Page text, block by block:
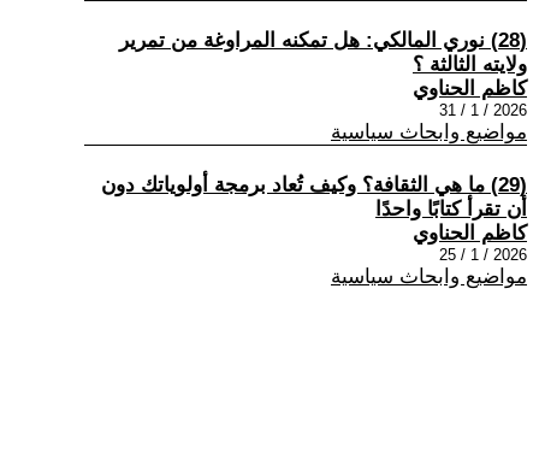
(28) نوري المالكي: هل تمكنه المراوغة من تمرير
ولايته الثالثة ؟
كاظم الحناوي
2026 / 1 / 31
مواضيع وابحاث سياسية
(29) ما هي الثقافة؟ وكيف تُعاد برمجة أولوياتك دون
أن تقرأ كتابًا واحدًا
كاظم الحناوي
2026 / 1 / 25
مواضيع وابحاث سياسية